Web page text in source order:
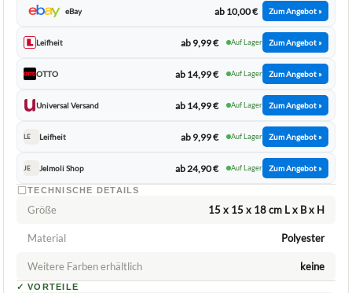
eBay ab 10,00 € Zum Angebot »
Leifheit ab 9,99 € Auf Lager Zum Angebot »
OTTO ab 14,99 € Auf Lager Zum Angebot »
Universal Versand ab 14,99 € Auf Lager Zum Angebot »
LE Leifheit ab 9,99 € Auf Lager Zum Angebot »
JE Jelmoli Shop ab 24,90 € Auf Lager Zum Angebot »
TECHNISCHE DETAILS
Größe 15 x 15 x 18 cm L x B x H
Material Polyester
Weitere Farben erhältlich keine
✓ VORTEILE